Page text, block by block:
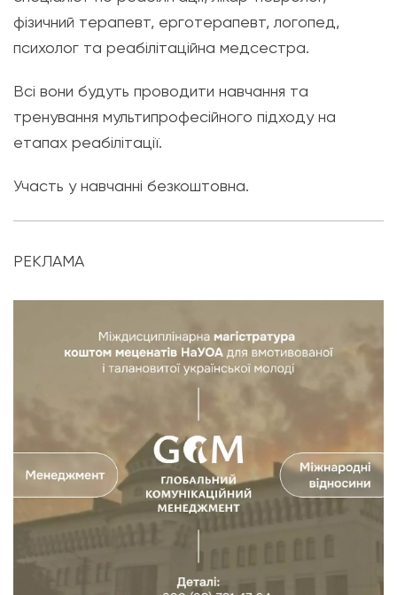
фізичний терапевт, ерготерапевт, логопед,
психолог та реабілітаційна медсестра.
Всі вони будуть проводити навчання та
тренування мультипрофесійного підходу на
етапах реабілітації.
Участь у навчанні безкоштовна.
РЕКЛАМА